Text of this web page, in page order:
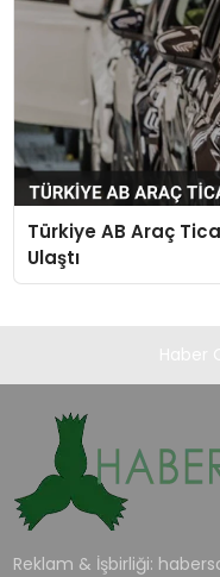
Türkiye AB Araç
Ulaştı
Reklam & İşbirliği: